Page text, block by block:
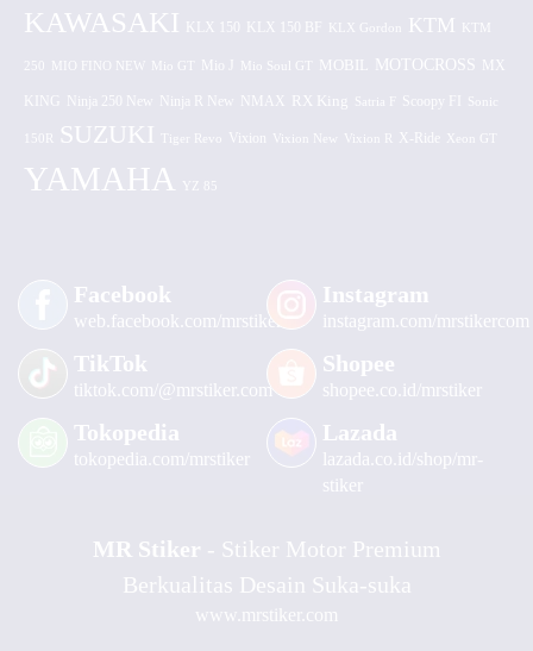
KAWASAKI KLX 150 KLX 150 BF KLX Gordon KTM KTM
250 MIO FINO NEW Mio GT Mio J Mio Soul GT MOBIL MOTOCROSS MX
KING Ninja 250 New Ninja R New NMAX RX King Satria F Scoopy FI Sonic
150R SUZUKI Tiger Revo Vixion Vixion New Vixion R X-Ride Xeon GT
YAMAHA YZ 85
Facebook
web.facebook.com/mrstiker
Instagram
instagram.com/mrstikercom
TikTok
tiktok.com/@mrstiker.com
Shopee
shopee.co.id/mrstiker
Tokopedia
tokopedia.com/mrstiker
Lazada
lazada.co.id/shop/mr-
stiker
MR Stiker - Stiker Motor Premium
Berkualitas Desain Suka-suka
www.mrstiker.com